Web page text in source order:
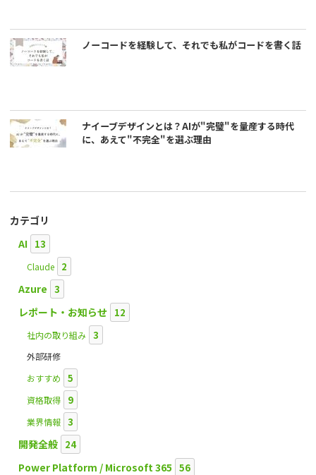
ノーコードを経験して、それでも私がコードを書く話
ナイーブデザインとは？AIが"完璧"を量産する時代
に、あえて"不完全"を選ぶ理由
カテゴリ
AI 13
Claude 2
Azure 3
レポート・お知らせ 12
社内の取り組み 3
外部研修
おすすめ
5
資格取得 9
業界情報 3
開発全般 24
Power Platform / Microsoft 365 56